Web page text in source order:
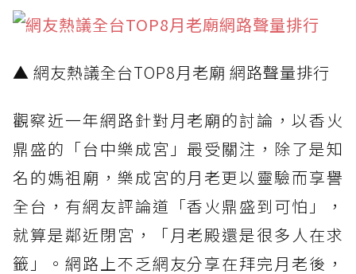
▲ 網友熱議全台TOP8月老廟 網路聲量排行
觀察近一年網路針對月老廟的討論，以香火
鼎盛的「台中樂成宮」最受關注，除了是知
名的媽祖廟，樂成宮的月老更以靈驗而享譽
全台，有網友評論道「香火鼎盛到可怕」，
就算是鄰近閉宮，「月老殿還是很多人在求
籤」。網路上不乏網友分享在拜完月老後，